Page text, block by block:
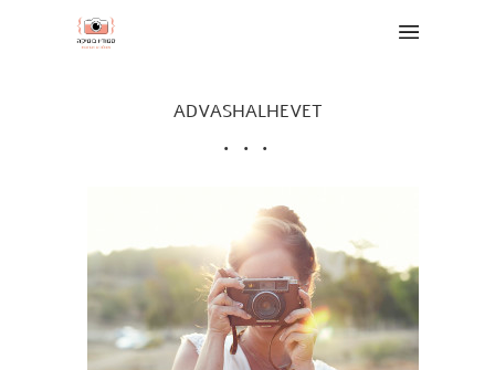
ADVASHALHEVET